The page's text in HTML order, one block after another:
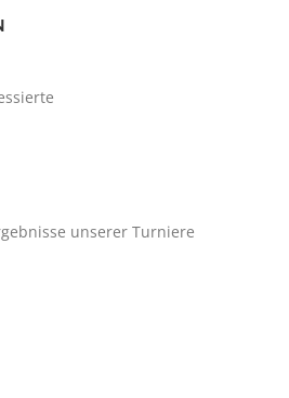
unserer Turniere